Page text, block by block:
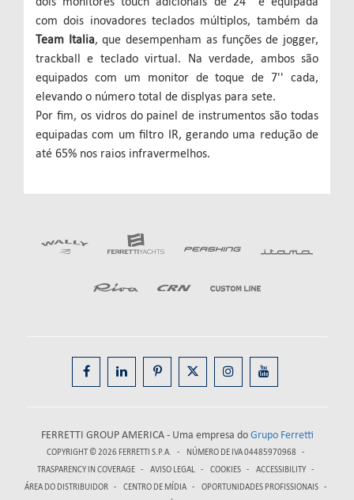
com dois inovadores teclados múltiplos, também da
Team Italia, que desempenham as funções de jogger,
trackball e teclado virtual. Na verdade, ambos são
equipados com um monitor de toque de 7'' cada,
elevando o número total de displyas para sete.
Por fim, os vidros do painel de instrumentos são todas
equipadas com um filtro IR, gerando uma redução de
até 65% nos raios infravermelhos.
FERRETTI GROUP AMERICA - Uma empresa doGrupo Ferretti
COPYRIGHT © 2026 FERRETTI S.P.A.
NÚMERO DE IVA 04485970968
TRASPARENCY IN COVERAGE
AVISO LEGAL COOKIES
ACCESSIBILITY
ÁREA DO DISTRIBUIDOR
CENTRO DE MÍDIA
OPORTUNIDADES PROFISSIONAIS